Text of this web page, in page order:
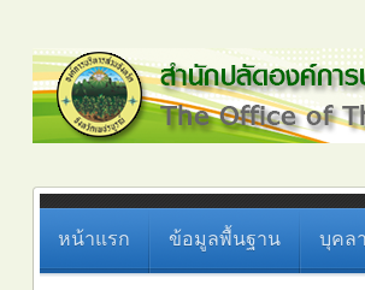
หน้าแรก ข้อมูลพื้นฐาน บุคล